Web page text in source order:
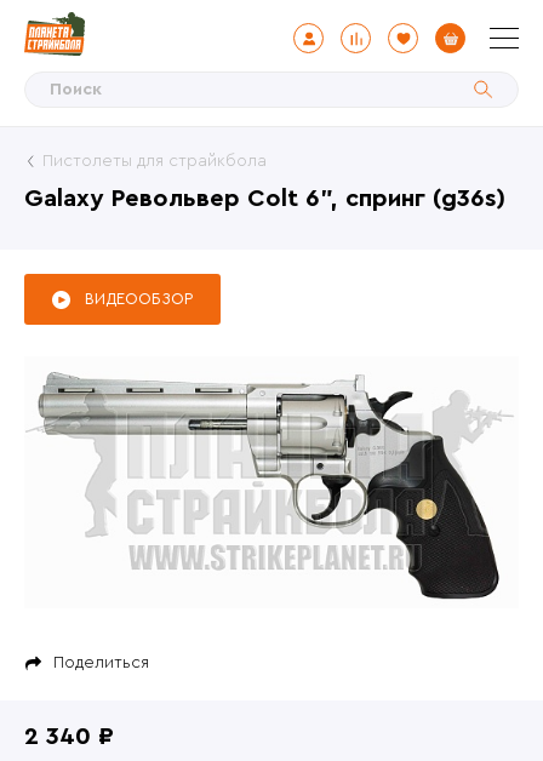
Galaxy Револьвер Colt 6", спринг (g36s)
Пистолеты для страйкбола
Поделиться
ВИДЕООБЗОР
2 340 ₽